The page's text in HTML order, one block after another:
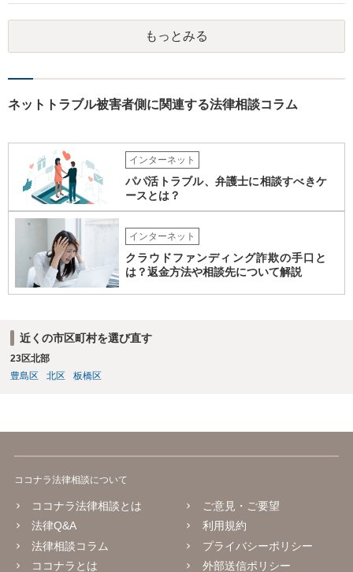
もっとみる
ネットトラブル被害者側に関連する法律相談コラム
インターネット
パパ活トラブル、弁護士に相談すべきケ
ースとは？
インターネット
クラウドファンディング詐欺の手口と
は？返金方法や相談先について解説
近くの市区町村を選び直す
23区北部
豊島区
北区 板橋区
ココナラ法律相談について
ココナラ法律相談とは
法律Q&A
法律相談コラム
ココナラとは
ご意見・ご要望
利用規約
プライバシーポリシー
外部送信ポリシー